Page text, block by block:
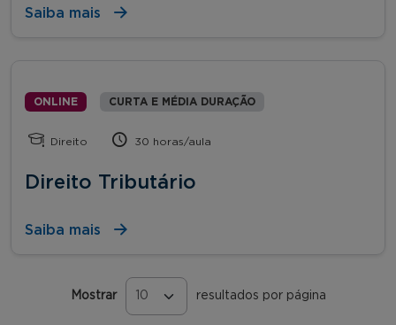
Saiba mais
ONLINE CURTA E MÉDIA DURAÇÃO
Direito 30 horas/aula
Direito Tributário
Saiba mais
Mostrar resultados por página